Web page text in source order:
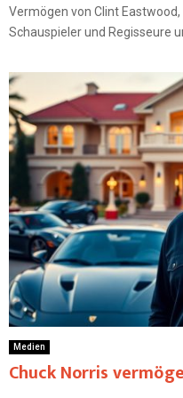
Vermögen von Clint
Schauspieler und Regisseure
Medien
Chuck Norris